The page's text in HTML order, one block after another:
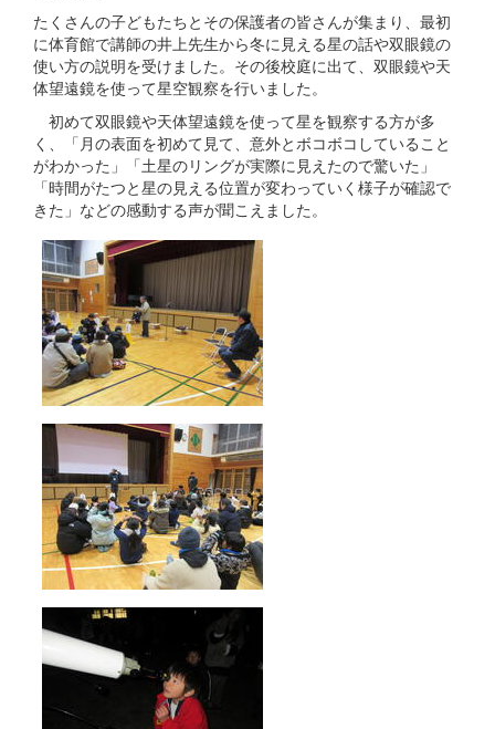
たくさんの子どもたちとその保護者の皆さんが集まり、最初
に体育館で講師の井上先生から冬に見える星の話や双眼鏡の
使い方の説明を受けました。その後校庭に出て、双眼鏡や天
体望遠鏡を使って星空観察を行いました。
初めて双眼鏡や天体望遠鏡を使って星を観察する方が多
く、「月の表面を初めて見て、意外とボコボコしていること
がわかった」「土星のリングが実際に見えたので驚いた」
「時間がたつと星の見える位置が変わっていく様子が確認で
きた」などの感動する声が聞こえました。